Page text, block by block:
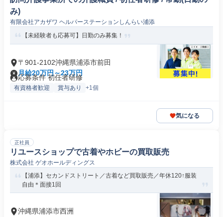
み)
有限会社アカザワ ヘルパーステーションしんらい浦添
【未経験者も応募可】日勤のみ募集！
〒901-2102沖縄県浦添市前田
月給20万円～23万円
応募条件 初任者研修
有資格者歓迎 賞与あり +1個
気になる
正社員
リユースショップで古着やホビーの買取販売
株式会社 ゲオホールディングス
【浦添】セカンドストリート／古着など買取販売／年休120↑服装
自由＊面接1回
沖縄県浦添市西洲